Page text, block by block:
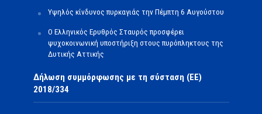
Υψηλός κίνδυνος πυρκαγιάς την Πέμπτη 6 Αυγούστου
Ο Ελληνικός Ερυθρός Σταυρός προσφέρει
ψυχοκοινωνική υποστήριξη στους πυρόπληκτους της
Δυτικής Αττικής
Δήλωση συμμόρφωσης με τη σύσταση (ΕΕ)
2018/334